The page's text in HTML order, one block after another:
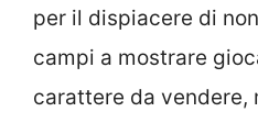
per il dispiacere di
campi a mostrare
carattere da vendere,